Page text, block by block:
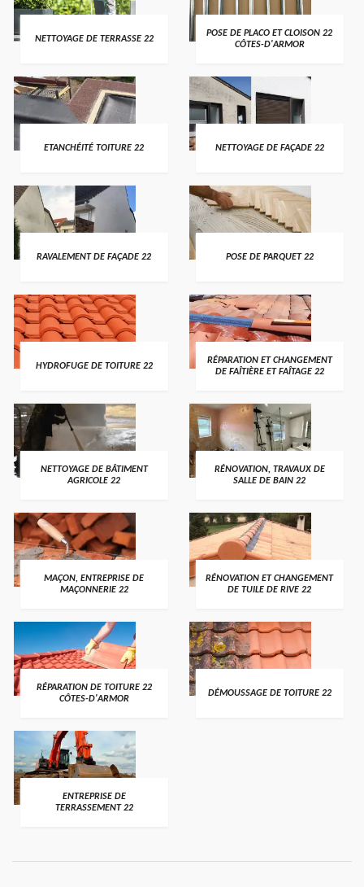
NETTOYAGE DE TERRASSE 22
POSE DE PLACO ET CLOISON 22
CÔTES-D'ARMOR
ETANCHÉITÉ TOITURE 22 NETTOYAGE DE FAÇADE 22
RAVALEMENT DE FAÇADE 22 POSE DE PARQUET 22
HYDROFUGE DE TOITURE 22
RÉPARATION ET CHANGEMENT
DE FAÎTIÈRE ET FAÎTAGE 22
NETTOYAGE DE BÂTIMENT
AGRICOLE 22
RÉNOVATION, TRAVAUX DE
SALLE DE BAIN 22
MAÇON, ENTREPRISE DE
MAÇONNERIE 22
RÉNOVATION ET CHANGEMENT
DE TUILE DE RIVE 22
RÉPARATION DE TOITURE 22
CÔTES-D'ARMOR
DÉMOUSSAGE DE TOITURE 22
ENTREPRISE DE
TERRASSEMENT 22